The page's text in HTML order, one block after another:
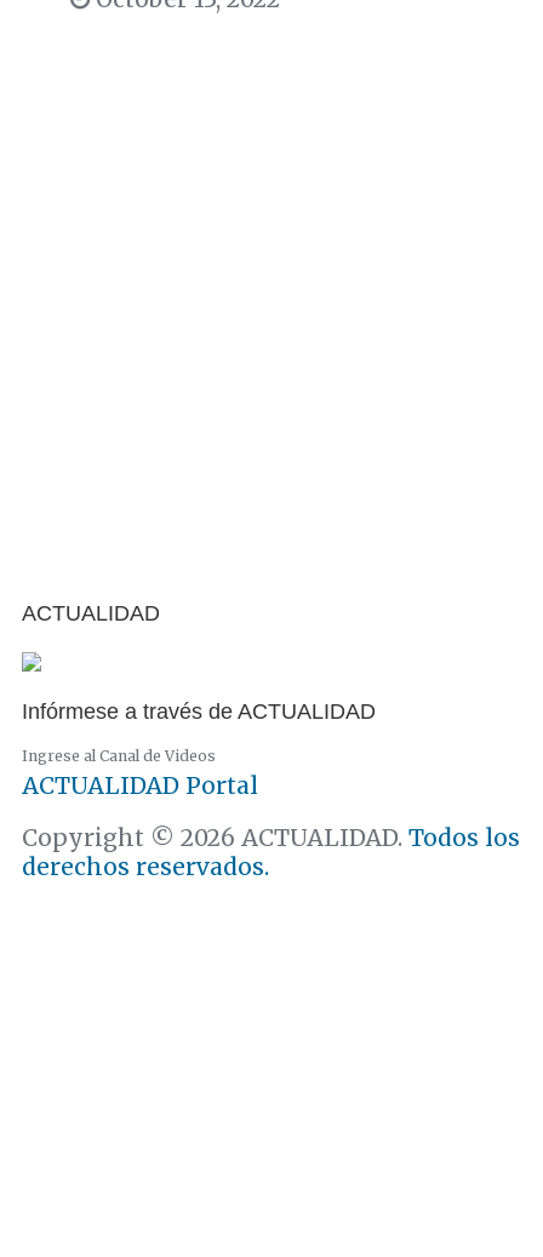
ACTUALIDAD
Infórmese a través de ACTUALIDAD
Ingrese al Canal de Videos
ACTUALIDAD Portal
Copyright © 2026 ACTUALIDAD. Todos los
derechos reservados.